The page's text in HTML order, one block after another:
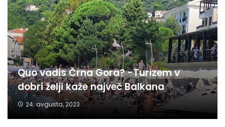
Quo vadis Črna Gora? -Turizem v
dobri želji kaže največ Balkana
24. avgusta, 2023